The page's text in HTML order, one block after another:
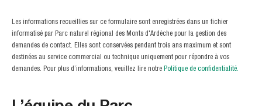
Les informations recueillies sur ce formulaire sont enregistrées dans un fichier
informatisé par Parc naturel régional des Monts d'Ardèche pour la gestion des
demandes de contact. Elles sont conservées pendant trois ans maximum et sont
destinées au service commercial ou technique uniquement pour répondre à vos
demandes. Pour plus d’informations, veuillez lire notre Politique de confidentialité.